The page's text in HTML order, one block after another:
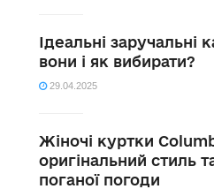
Ідеальні заручальні
вони і як вибирати?
29.04.2025
Жіночі куртки
оригінальний стиль
поганої погоди